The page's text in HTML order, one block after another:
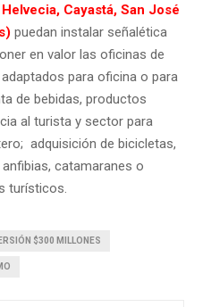
Cayastá, San José
puedan instalar señalética
en valor las oficinas de
para oficina o para
de bebidas, productos
al turista y sector para
adquisición de bicicletas,
catamaranes o
turísticos.
$300 MILLONES